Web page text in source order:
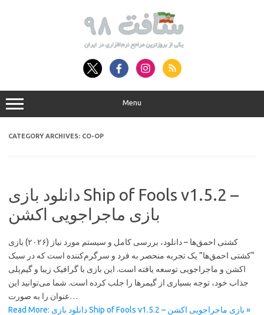
Menu
CATEGORY ARCHIVES: CO-OP
دانلود بازی Ship of Fools v1.5.2 –
بازی ماجراجویی اکشن
کشتی احمق‌ها – دانلود، بررسی کامل و سیستم مورد نیاز (۲۰۲۶) بازی
“کشتی احمق‌ها” یک تجربه منحصر به فرد و سرگرم‌کننده است که در سبک
اکشن و ماجراجویی توسعه یافته است. این بازی با گرافیک زیبا و گیم‌پلی
جذاب خود، توجه بسیاری از گیمرها را جلب کرده است. شما می‌توانید این
عنوان را به صورت…
Read More: دانلود بازی Ship of Fools v1.5.2 – بازی ماجراجویی اکشن »